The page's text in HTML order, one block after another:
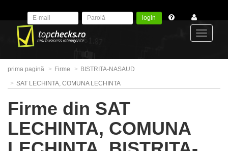
login
prima pagină Firme
BISTRITA-NASAUD
SAT LECHINTA, COMUNA LECHINTA
Firme din SAT
LECHINTA, COMUNA